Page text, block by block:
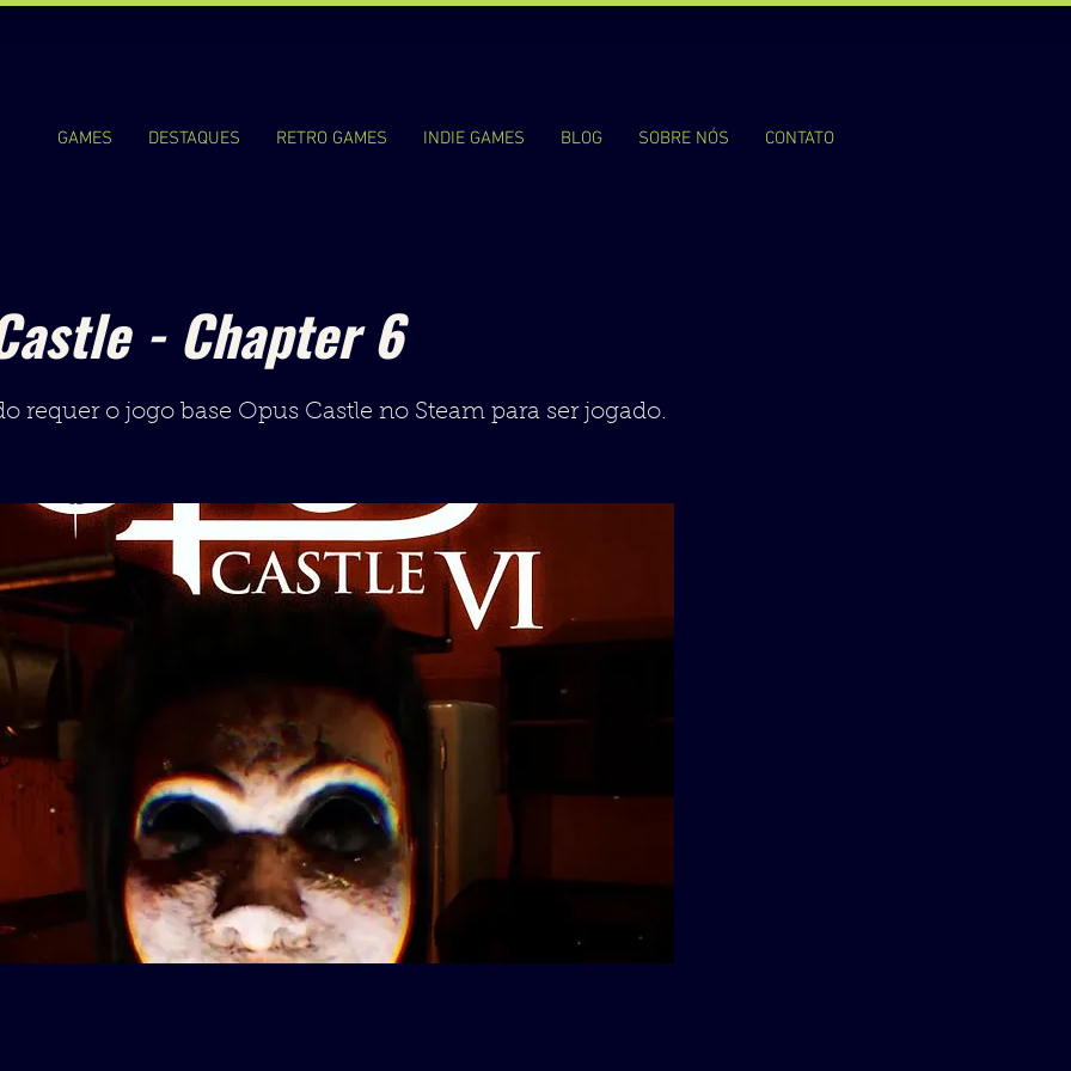
GAMES DESTAQUES RETRO GAMES INDIE GAMES BLOG SOBRE NÓS CONTATO
- Chapter 6
requer o jogo base Opus Castle no Steam para ser jogado.